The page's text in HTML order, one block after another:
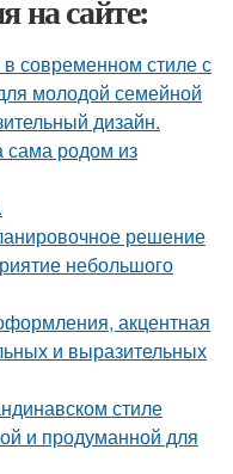
на сайте:
современном стиле с
молодой семейной
дизайн.
родом из
решение
небольшого
акцентная
и выразительных
стиле
и продуманной для